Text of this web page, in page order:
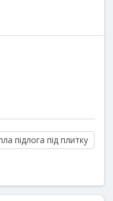
підлога під плитку